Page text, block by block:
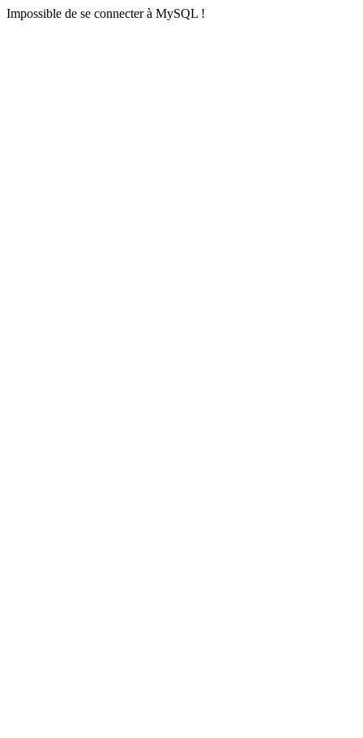
Impossible de se connecter à MySQL !